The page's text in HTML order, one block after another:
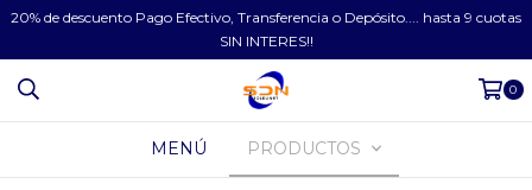
20% de descuento Pago Efectivo, Transferencia o Depósito.... hasta 9 cuotas
SIN INTERES!!
0
MENÚ PRODUCTOS